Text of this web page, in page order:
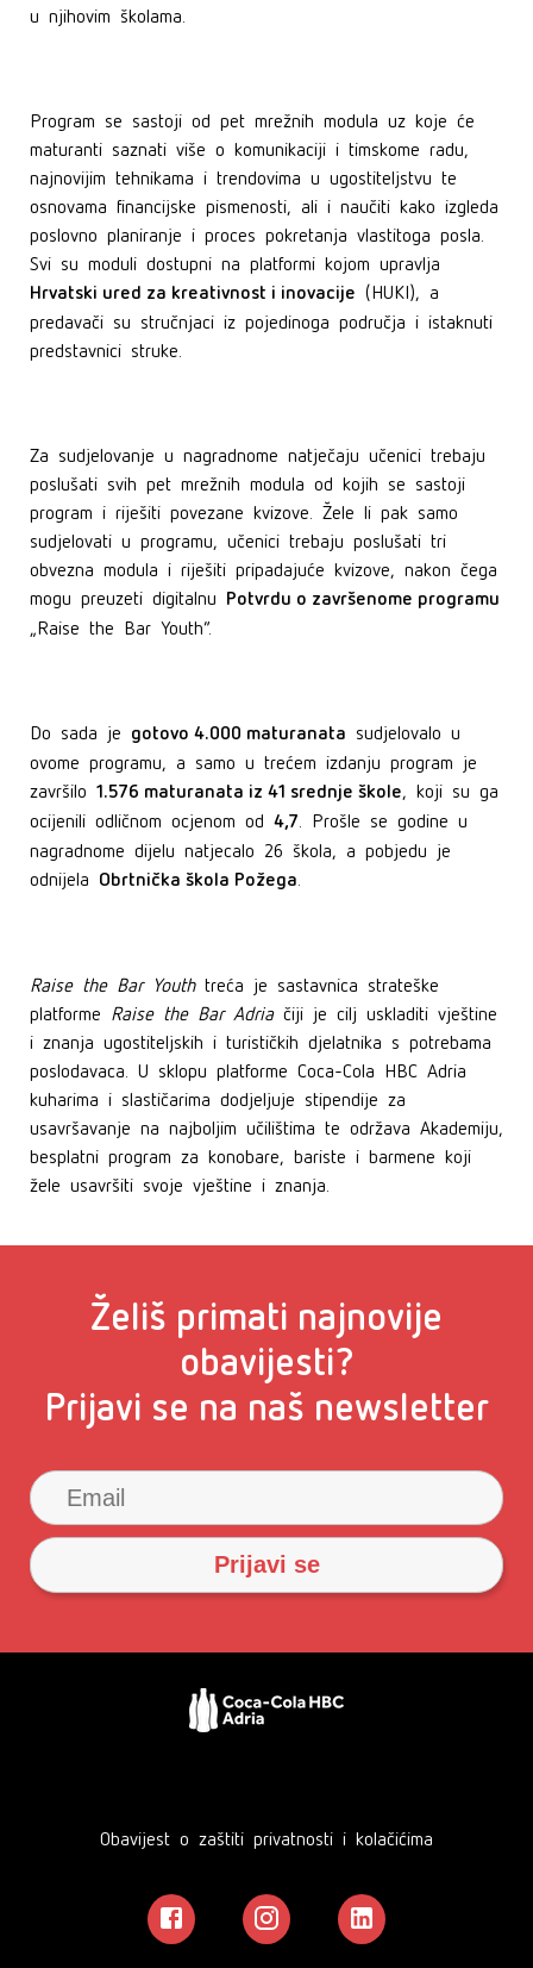
u njihovim školama.
Program se sastoji od pet mrežnih modula uz koje će
maturanti saznati više o komunikaciji i timskome radu,
najnovijim tehnikama i trendovima u ugostiteljstvu te
osnovama financijske pismenosti, ali i naučiti kako izgleda
poslovno planiranje i proces pokretanja vlastitoga posla.
Svi su moduli dostupni na platformi kojom upravlja
Hrvatski ured za kreativnost i inovacije (HUKI), a
predavači su stručnjaci iz pojedinoga područja i istaknuti
predstavnici struke.
Za sudjelovanje u nagradnome natječaju učenici trebaju
poslušati svih pet mrežnih modula od kojih se sastoji
program i riješiti povezane kvizove. Žele li pak samo
sudjelovati u programu, učenici trebaju poslušati tri
obvezna modula i riješiti pripadajuće kvizove, nakon čega
mogu preuzeti digitalnu Potvrdu o završenome programu
„Raise the Bar Youth“.
Do sada je gotovo 4.000 maturanata sudjelovalo u
ovome programu, a samo u trećem izdanju program je
završilo 1.576 maturanata iz 41 srednje škole , koji su ga
ocijenili odličnom ocjenom od 4,7 . Prošle se godine u
nagradnome dijelu natjecalo 26 škola, a pobjedu je
odnijela Obrtnička škola Požega
Raise the Bar Youthtreća je sastavnica strateške
platforme
Raise the Bar Adriačiji je cilj uskladiti vještine
i znanja ugostiteljskih i turističkih djelatnika s potrebama
poslodavaca. U sklopu platforme Coca-Cola HBC Adria
kuharima i slastičarima dodjeljuje stipendije za
usavršavanje na najboljim učilištima te održava Akademiju,
besplatni program za konobare, bariste i barmene koji
žele usavršiti svoje vještine i znanja.
Želiš primati najnovije
obavijesti?
Prijavi se na naš newsletter
Obavijest o zaštiti privatnosti i kolačićima